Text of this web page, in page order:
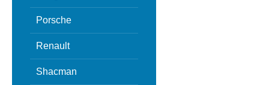
Porsche
Renault
Shacman